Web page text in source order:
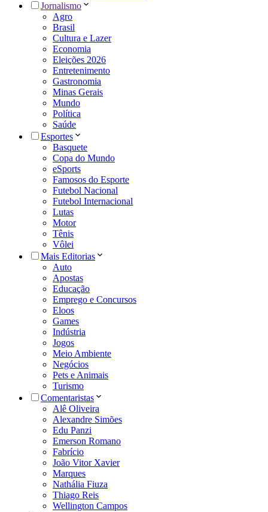
Jornalismo
Agro
Brasil
Cultura e Lazer
Economia
Eleições 2026
Entretenimento
Gastronomia
Minas Gerais
Mundo
Política
Saúde
Esportes
Basquete
Copa do Mundo
eSports
Famosos do Esporte
Futebol Nacional
Futebol Internacional
Lutas
Motor
Tênis
Vôlei
Mais Editorias
Auto
Apostas
Educação
Emprego e Concursos
Eloos
Games
Indústria
Jogos
Meio Ambiente
Negócios
Pets e Animais
Turismo
Comentaristas
Alê Oliveira
Alexandre Simões
Edu Panzi
Emerson Romano
Fabrício
João Vitor Xavier
Marques
Nathália Fiuza
Thiago Reis
Wellington Campos